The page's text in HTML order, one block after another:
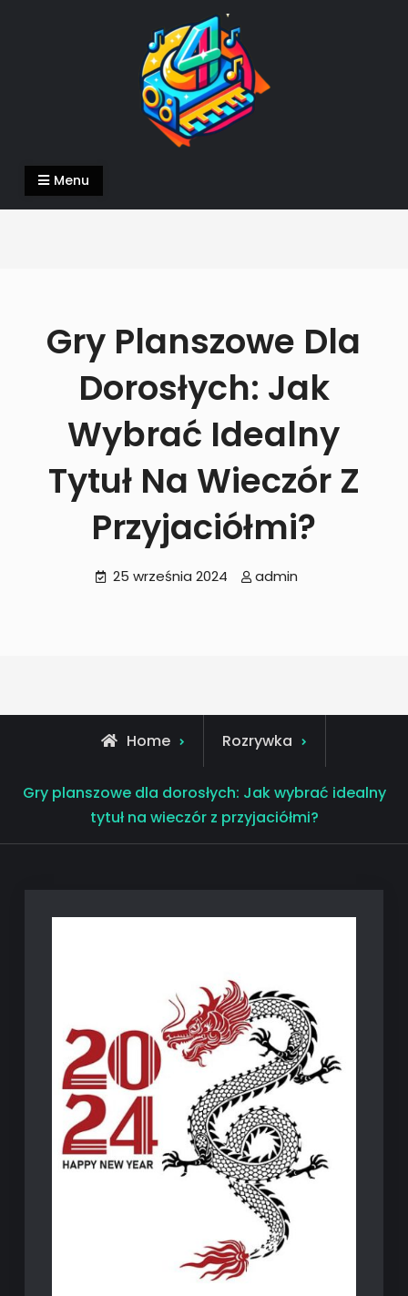
4DeeJays.pl
piszemy o tym co nam w duszy gra
Menu
Gry Planszowe Dla
Dorosłych: Jak
Wybrać Idealny
Tytuł Na Wieczór Z
Przyjaciółmi?
25 września 2024 admin
Home Rozrywka
Gry planszowe dla dorosłych: Jak wybrać idealny
tytuł na wieczór z przyjaciółmi?